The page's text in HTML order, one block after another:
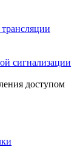
сигнализации
доступом